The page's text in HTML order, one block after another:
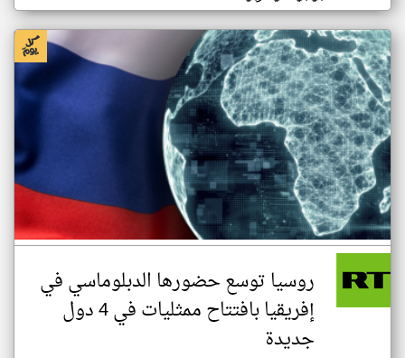
روسيا توسع حضورها الدبلوماسي في
إفريقيا بافتتاح ممثليات في 4 دول
جديدة